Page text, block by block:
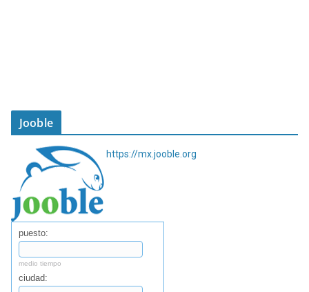
Jooble
https://mx.jooble.org
puesto:
medio tiempo
ciudad: